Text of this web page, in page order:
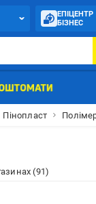
ЕПІЦЕНТР
БІЗНЕС
Пінопласт
(91)